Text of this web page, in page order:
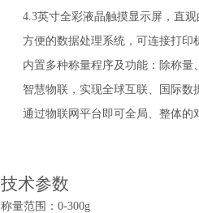
4.3英寸全彩液晶触摸显示屏，直
方便的数据处理系统，可连接打印
内置多种称量程序及功能：除称量
智慧物联，实现全球互联、国际数
通过物联网平台即可全局、整体的
技术参数
称量范围 ：0-300g